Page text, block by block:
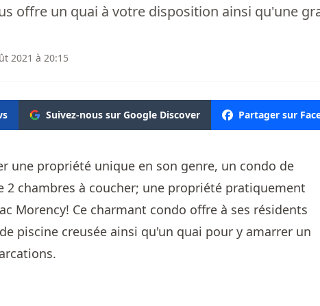
offre un quai à votre disposition ainsi qu'une
2021 à 20:15
Suivez-nous sur Google Discover Partager sur
une propriété unique en son genre, un condo de
2 chambres à coucher; une propriété pratiquement
Morency! Ce charmant condo offre à ses résidents
piscine creusée ainsi qu'un quai pour y amarrer un